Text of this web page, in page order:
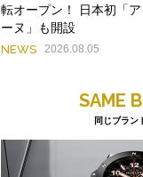
転オープン！ 日本初「
ーヌ」も開設
NEWS 2026.08.05
SAME
同じブラン